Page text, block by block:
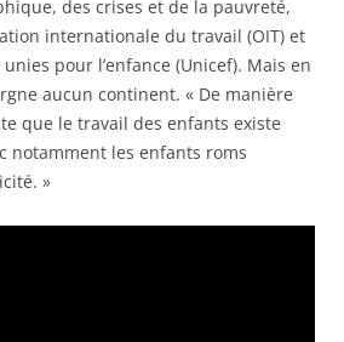
des crises et de la pauvreté,
internationale du travail (OIT) et
pour l’enfance (Unicef). Mais en
aucun continent. « De manière
que le travail des enfants existe
notamment les enfants roms
»